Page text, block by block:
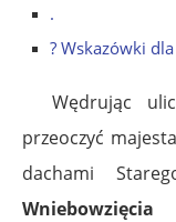
.
? Wskazówki
Wędrując
przeoczyć
dachami